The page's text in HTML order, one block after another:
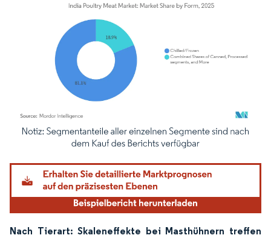
Bild © Mordor Intelligence. Wiederverwendung erfordert Namensnennung
Nach Tierart: Skaleneffekte bei Masthühnern treffen